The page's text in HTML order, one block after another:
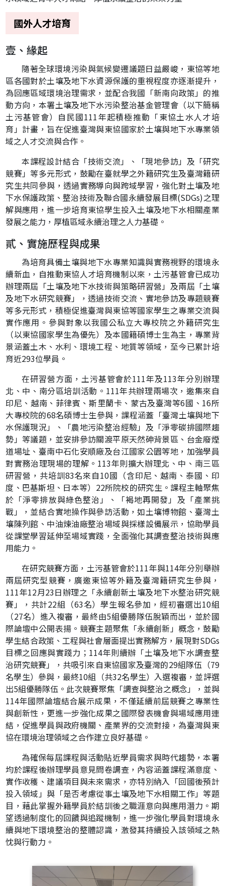
國外人才培育
壹、緣起
隨著全球環境污染與氣候變遷議題日益嚴峻，東協等地
區各國對於土壤及地下水資源保護的重視程度亦逐漸提升，
為回應區域環境治理需求，並配合我國「新南向政策」的推
動方向，本署土壤及地下水污染整治基金管理會（以下簡稱
土污基管會）自民國111年起積極推動「東協土水人才培
育」計畫，旨在促進臺灣與東協國家於土壤與地下水專業領
域之人才交流與合作。
本課程設計結合「技術交流」、「現地參訪」及「研究
競賽」等多元形式，鼓勵在臺就學之外籍研究生及臺灣籍研
究生共同參與，透過實務導向與跨域學習，強化對土壤及地
下水保護政策、整治技術及聯合國永續發展目標(SDGs)之理
解與應用，進一步培育東協學生投入土壤及地下水相關產業
發展之能力，厚植區域永續治理之人力基礎。
貳、實施歷程與成果
為培育具備土壤與地下水專業知識與實務視野的環境永
續新血，自推動東協人才培育機制以來，土污基管會已成功
辦理兩屆「土壤及地下水技術與策略研習營」及兩屆「土壤
及地下水研究競賽」，透過技術交流、實地參訪及專題競賽
等多元形式，積極促進臺灣與東協等國家學生之專業交流與
實作應用。參與對象以我國公私立大專校院之外籍研究生
（以東協國家學生為優先）及本國籍碩博士生為主，專業背
景涵蓋土木、水利、環境工程、地質等領域，至今已累計培
育近293位學員。
在研習營方面，土污基管會於111年及113年分別辦理
北、中、南分區培訓活動。111年共辦理兩場次，邀集來自
印尼、越南、菲律賓、斯里蘭卡、蒙古及臺灣等6國、16所
大專校院的68名碩博士生參與，課程涵蓋「臺灣土壤與地下
水保護現況」、「農地污染整治經驗」及「淨零碳排國際趨
勢」等議題，並安排參訪關渡平原天然砷背景區、台金廢煙
道場址、臺南中石化安順廠及台江國家公園等地，加強學員
對實務治理現場的理解。113年則擴大辦理北、中、南三區
研習營，共培訓83名來自10國（含印尼、越南、泰國、印
度、巴基斯坦、日本等）22所院校的研究生。課程主軸聚焦
於「淨零排放與綠色整治」、「褐地再開發」及「產業挑
戰」，並結合實地操作與參訪活動，如土壤博物館、臺灣土
壤陳列館、中油煉油廠整治場域與採樣設備展示，協助學員
從課堂學習延伸至場域實踐，全面強化其調查整治技術與應
用能力。
在研究競賽方面，土污基管會於111年與114年分別舉辦
兩屆研究型競賽，廣邀東協等外籍及臺灣籍研究生參與，
111年12月23日辦理之「永續創新土壤及地下水整治研究競
賽」，共計22組（63名）學生報名參加，經初審選出10組
（27名）進入複審，最終由5組優勝隊伍脫穎而出，並於國
際論壇中公開表揚。競賽主題聚焦「永續創新」概念，鼓勵
學生結合政策、工程與社會層面提出實務解方，展現對SDGs
目標之回應與實踐力；114年則續辦「土壤及地下水調查整
治研究競賽」，共吸引來自東協國家及臺灣的29組隊伍（79
名學生）參與，最終10組（共32名學生）入選複審，並評選
出5組優勝隊伍。此次競賽聚焦「調查與整治之概念」，並與
114年國際論壇結合展示成果，不僅延續前屆競賽之專業性
與創新性，更進一步強化成果之國際發表機會與場域應用連
結，促進學員與政府機關、產業界的交流對接，為臺灣與東
協在環境治理領域之合作建立良好基礎。
為確保每屆課程與活動貼近學員需求與時代趨勢，本署
均於課程後辦理學員意見問卷調查，內容涵蓋課程滿意度、
實作收穫、建議項目與未來需求，亦特別納入「回國後預計
投入領域」與「是否考慮從事土壤及地下水相關工作」等題
目，藉此掌握外籍學員於結訓後之職涯意向與應用潛力。期
望透過制度化的回饋與追蹤機制，進一步強化學員對環境永
續與地下環境整治的整體認識，激發其持續投入該領域之熱
忱與行動力。